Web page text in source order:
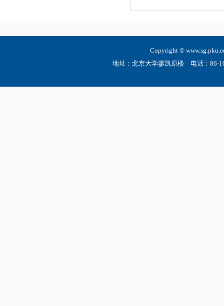
Copyright ©
地址：北京大学廖凯原楼 电话：86-